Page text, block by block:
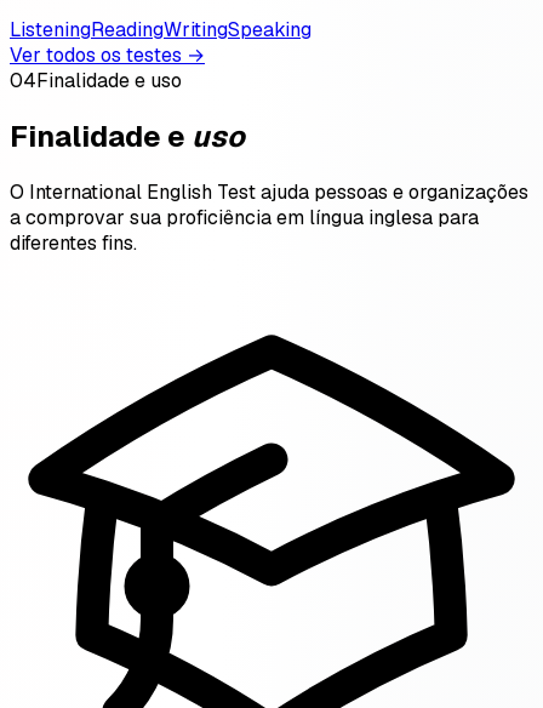
ListeningReadingWritingSpeaking
Ver todos os testes →
04Finalidade e uso
Finalidade e uso
O International English Test ajuda pessoas e organizações
a comprovar sua proficiência em língua inglesa para
diferentes fins.